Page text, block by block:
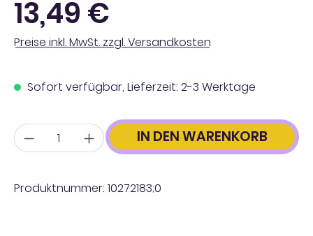
13,49 €
Preise inkl. MwSt. zzgl. Versandkosten
Sofort verfügbar, Lieferzeit: 2-3 Werktage
Anzahl IN DEN WARENKORB
Produktnummer: 10272183;0